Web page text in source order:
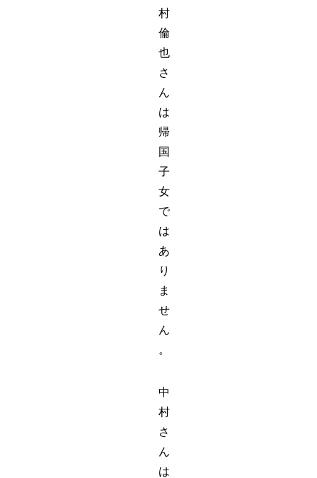
村
倫
也
さ
ん
は
帰
国
子
女
で
は
あ
り
ま
せ
ん
。
中
村
さ
ん
は